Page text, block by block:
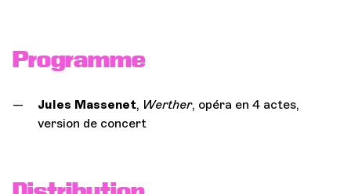
Programme
Jules Massenet, Werther, opéra en 4 actes,
version de concert